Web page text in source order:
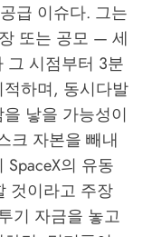
급 이슈다. 그는
또는 공모 — 세
시점부터 3분
하며, 동시다발
낳을 가능성이
크 자본을 빼내
의 유동
것이라고 주장
기 자금을 놓고